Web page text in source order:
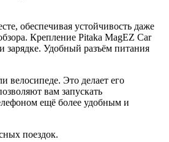
обеспечивая устойчивость даже
Крепление Pitaka MagEZ Car
зарядке. Удобный разъём питания
велосипеде. Это делает его
вам запускать
ещё более удобным и
поездок.